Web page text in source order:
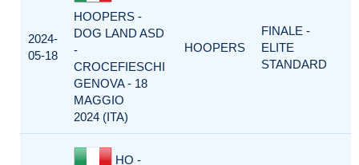
2024-
05-18
HOOPERS -
DOG LAND ASD
-
CROCEFIESCHI
GENOVA - 18
MAGGIO
2024 (ITA)
HOOPERS
FINALE -
ELITE
STANDARD
HO -